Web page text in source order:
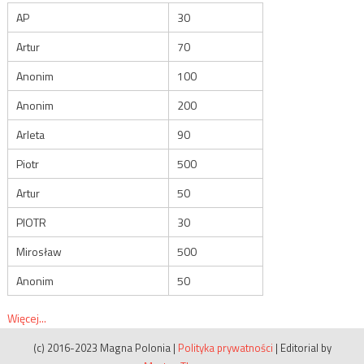
AP
30
Artur
70
Anonim
100
Anonim
200
Arleta
90
Piotr
500
Artur
50
PIOTR
30
Mirosław
500
Anonim
50
Więcej...
(c) 2016-2023 Magna Polonia | Polityka prywatności | Editorial by